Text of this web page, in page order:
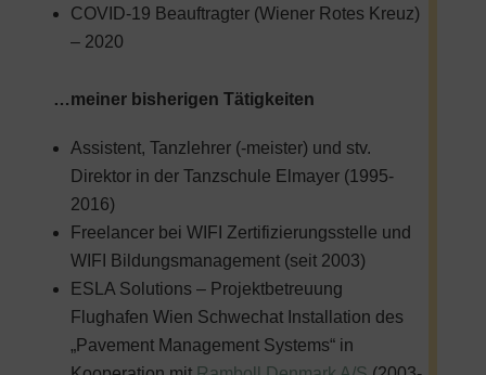
COVID-19 Beauftragter (Wiener Rotes Kreuz)
– 2020
…meiner bisherigen Tätigkeiten
Assistent, Tanzlehrer (-meister) und stv.
Direktor in der Tanzschule Elmayer (1995-
2016)
Freelancer bei WIFI Zertifizierungsstelle und
WIFI Bildungsmanagement (seit 2003)
ESLA Solutions – Projektbetreuung
Flughafen Wien Schwechat Installation des
„Pavement Management Systems“ in